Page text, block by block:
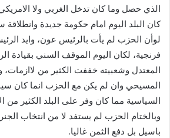
الذي حصل وما كان تدخل الغربي ولا
كان البلد اليوم امام حكومة جديدة وانطلاقة
لوأن الحزب لم يأت بالرئيس عون، وايد
فرنجية، لكان اليوم الموقف السني بقيادة
المعتدل وشعبيته خففت الكثير من
المسيحي وان لم يكن مع الحزب انما كان
السياسية مما كان وفر على البلد الكثير من
وبالختام الحزب لم يستفد لا من انتخاب
باسيل بل دفع الثمن غاليا.